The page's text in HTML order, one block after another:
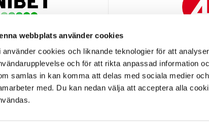
webbplats använder cookies
använder cookies och liknande teknologier för att
och för att rikta anpassad information
samlas in kan komma att delas med sociala medier
med. Du kan nedan välja att acceptera alla
PARTNER ALLSVENSKAN